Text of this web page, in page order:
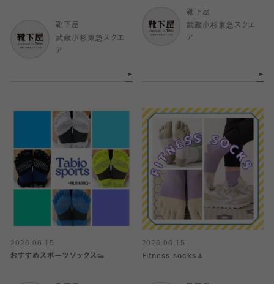
靴下屋
武蔵小杉東急スクエ
ア
靴下屋
武蔵小杉東急スクエ
ア
2026.06.15
おすすめスポーツソックス👟
2026.06.15
Fitness socks🧘